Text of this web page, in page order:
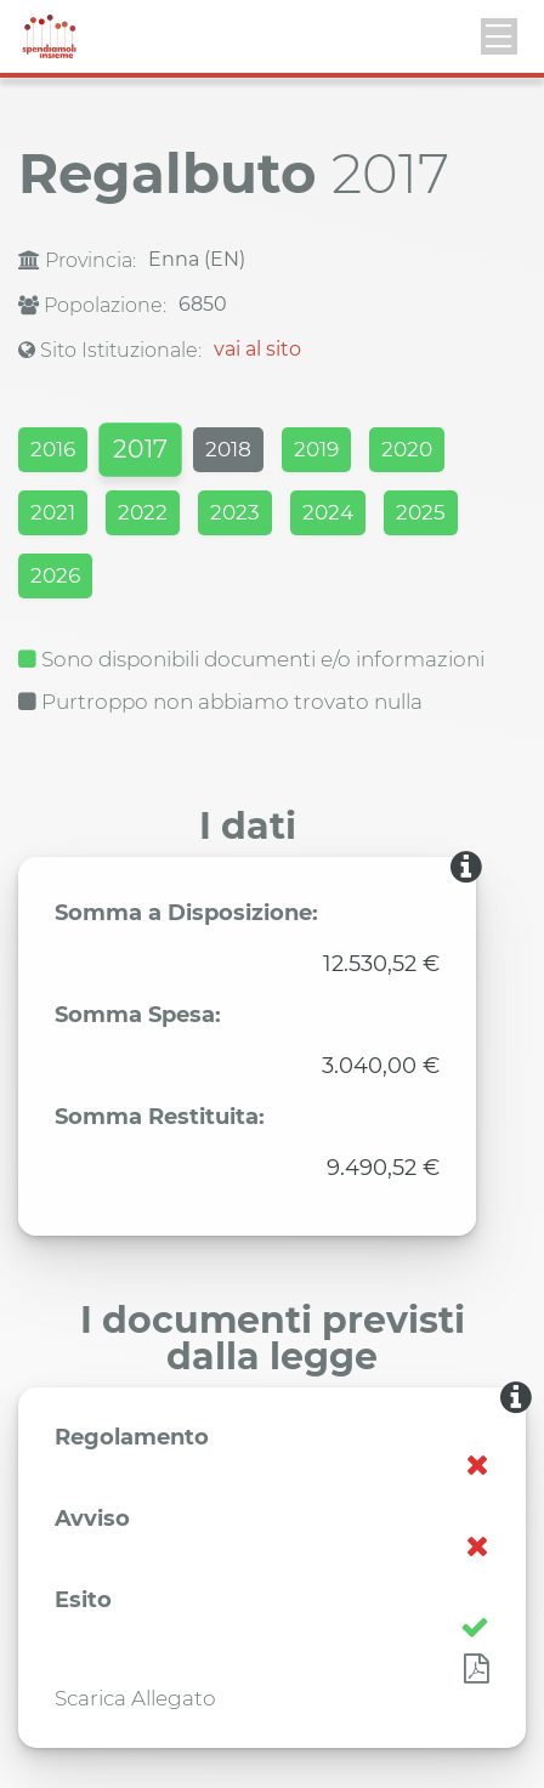
Regalbuto 2017
Provincia:
Enna (EN)
Popolazione:
6850
Sito Istituzionale: vai al sito
2016 2017 2018 2019 2020
2021 2022 2023 2024 2025
2026
Sono disponibili documenti e/o informazioni
Purtroppo non abbiamo trovato nulla
I dati
Somma a Disposizione:
12.530,52 €
Somma Spesa:
3.040,00 €
Somma Restituita:
9.490,52 €
I documenti previsti
dalla legge
Regolamento
Avviso
Esito
Scarica Allegato